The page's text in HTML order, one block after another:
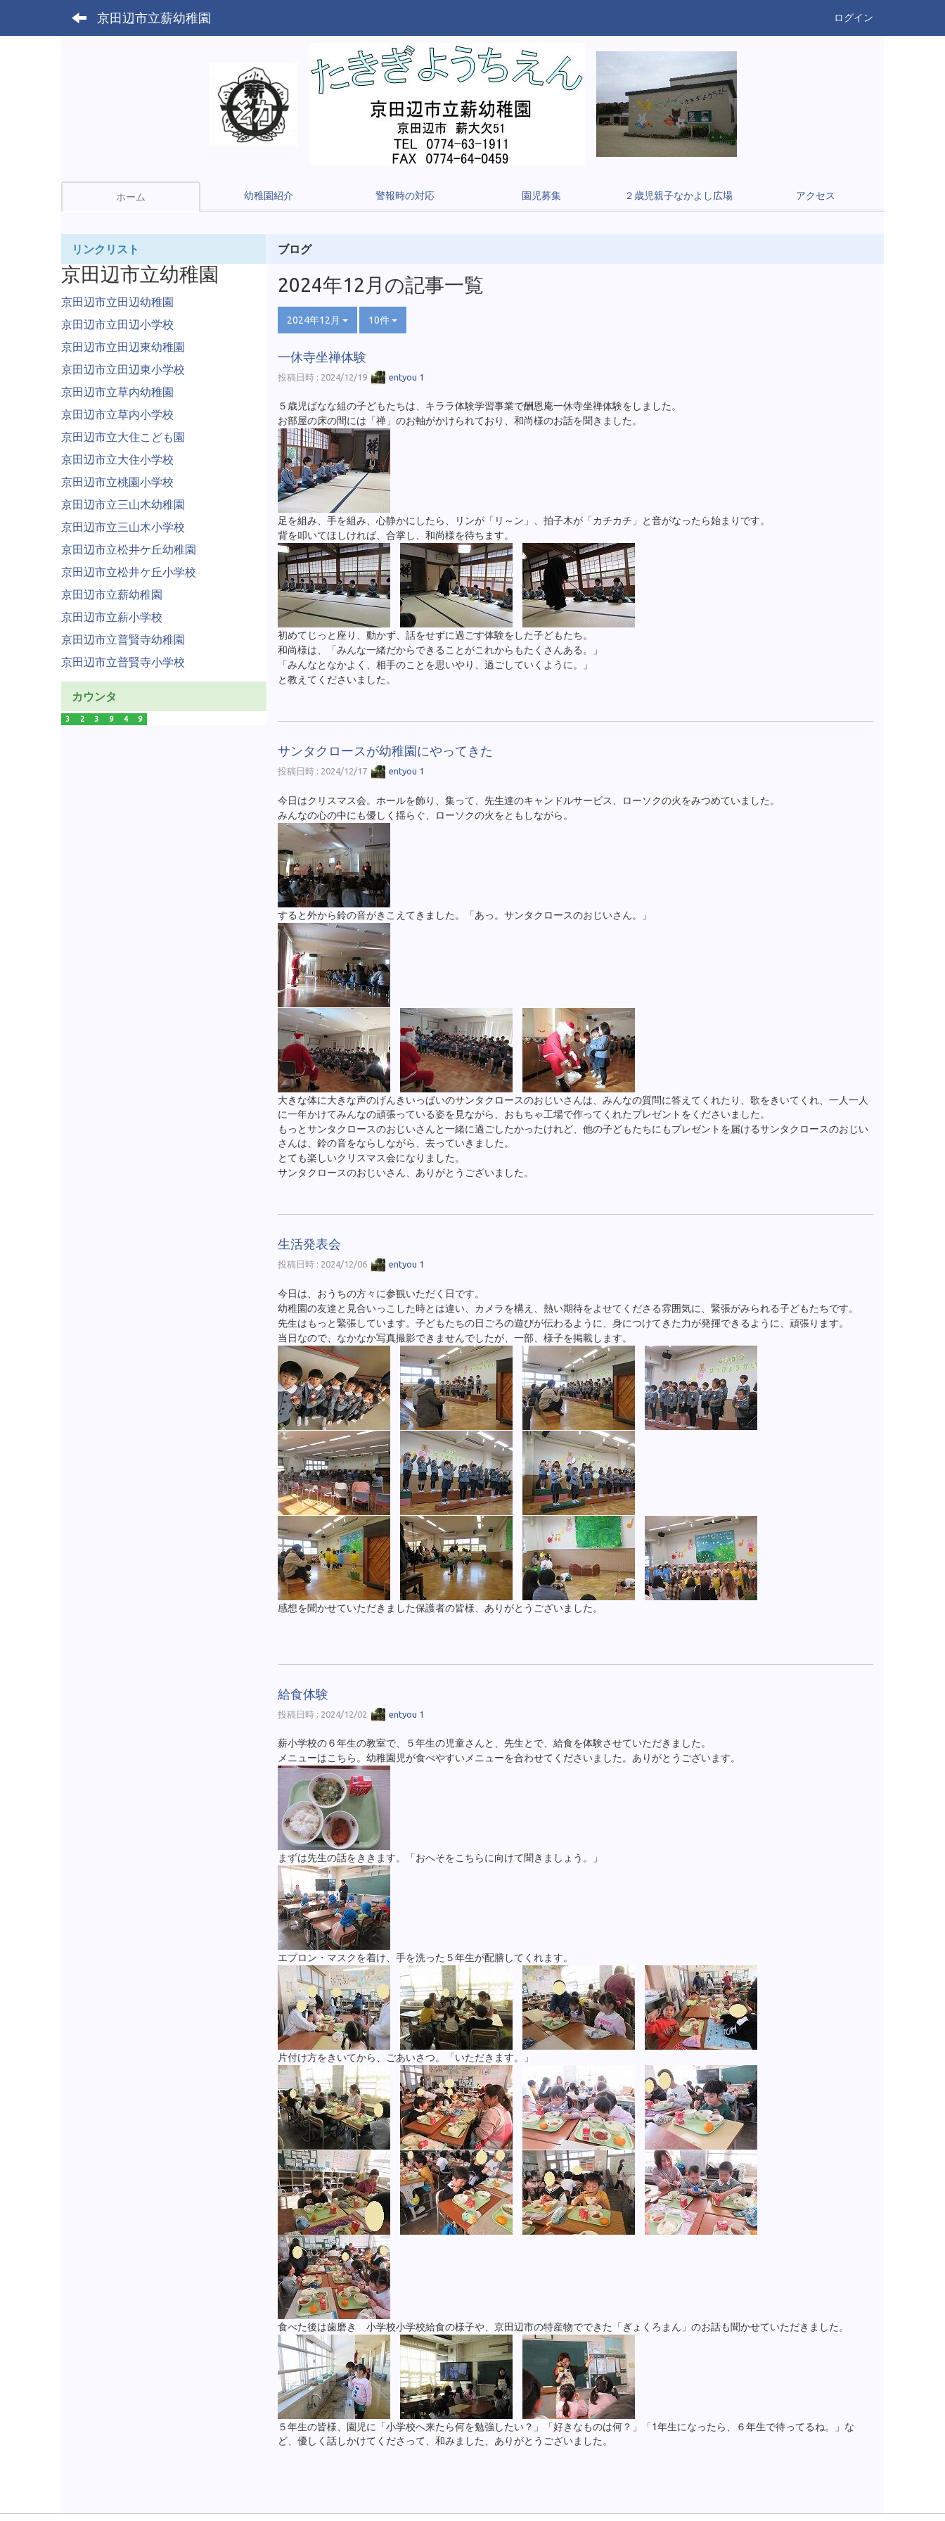
京田辺市立薪幼稚園 ログイン
ホーム 幼稚園紹介 警報時の対応 園児募集 ２歳児親子なかよし広場 アクセス
ブログ
2024年12月の記事一覧
2024年12月 10件
一休寺坐禅体験
投稿日時 : 2024/12/19 entyou 1
５歳児ばなな組の子どもたちは、キララ体験学習事業で酬恩庵一休寺坐禅体験をしました。
お部屋の床の間には「禅」のお軸がかけられており、和尚様のお話を聞きました。
足を組み、手を組み、心静かにしたら、リンが「リ～ン」、拍子木が「カチカチ」と音がなったら始まりです。
背を叩いてほしければ、合掌し、和尚様を待ちます。
初めてじっと座り、動かず、話をせずに過ごす体験をした子どもたち。
和尚様は、「みんな一緒だからできることがこれからもたくさんある。」
「みんなとなかよく、相手のことを思いやり、過ごしていくように。」
と教えてくださいました。
サンタクロースが幼稚園にやってきた
投稿日時 : 2024/12/17 entyou 1
今日はクリスマス会。ホールを飾り、集って、先生達のキャンドルサービス、ローソクの火をみつめていました。
みんなの心の中にも優しく揺らぐ、ローソクの火をともしながら。
すると外から鈴の音がきこえてきました。「あっ。サンタクロースのおじいさん。」
大きな体に大きな声のげんきいっぱいのサンタクロースのおじいさんは、みんなの質問に答えてくれたり、歌をきいてくれ、一人一人
に一年かけてみんなの頑張っている姿を見ながら、おもちゃ工場で作ってくれたプレゼントをくださいました。
もっとサンタクロースのおじいさんと一緒に過ごしたかったけれど、他の子どもたちにもプレゼントを届けるサンタクロースのおじい
さんは、鈴の音をならしながら、去っていきました。
とても楽しいクリスマス会になりました。
サンタクロースのおじいさん、ありがとうございました。
生活発表会
投稿日時 : 2024/12/06 entyou 1
今日は、おうちの方々に参観いただく日です。
幼稚園の友達と見合いっこした時とは違い、カメラを構え、熱い期待をよせてくださる雰囲気に、緊張がみられる子どもたちです。
先生はもっと緊張しています。子どもたちの日ごろの遊びが伝わるように、身につけてきた力が発揮できるように、頑張ります。
当日なので、なかなか写真撮影できませんでしたが、一部、様子を掲載します。
感想を聞かせていただきました保護者の皆様、ありがとうございました。
給食体験
投稿日時 : 2024/12/02 entyou 1
薪小学校の６年生の教室で、５年生の児童さんと、先生とで、給食を体験させていただきました。
メニューはこちら。幼稚園児が食べやすいメニューを合わせてくださいました。ありがとうございます。
まずは先生の話をききます。「おへそをこちらに向けて聞きましょう。」
エプロン・マスクを着け、手を洗った５年生が配膳してくれます。
片付け方をきいてから、ごあいさつ。「いただきます。」
食べた後は歯磨き 小学校小学校給食の様子や、京田辺市の特産物でできた「ぎょくろまん」のお話も聞かせていただきました。
５年生の皆様、園児に「小学校へ来たら何を勉強したい？」「好きなものは何？」「1年生になったら、６年生で待ってるね。」な
ど、優しく話しかけてくださって、和みました、ありがとうございました。
リンクリスト
京田辺市立幼稚園
京田辺市立田辺幼稚園
京田辺市立田辺小学校
京田辺市立田辺東幼稚園
京田辺市立田辺東小学校
京田辺市立草内幼稚園
京田辺市立草内小学校
京田辺市立大住こども園
京田辺市立大住小学校
京田辺市立桃園小学校
京田辺市立三山木幼稚園
京田辺市立三山木小学校
京田辺市立松井ケ丘幼稚園
京田辺市立松井ケ丘小学校
京田辺市立薪幼稚園
京田辺市立薪小学校
京田辺市立普賢寺幼稚園
京田辺市立普賢寺小学校
カウンタ
3 2 3 9 4 9